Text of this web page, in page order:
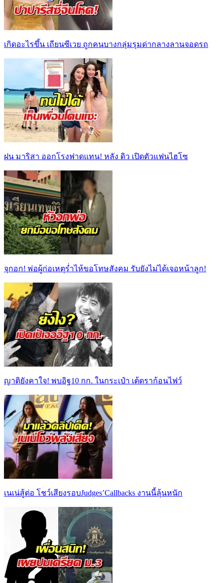
เกิดอะไรขึ้น เถียนซีเวย ถูกคนบางกลุ่มรุมด่ากลางลานจอดรถ
ฝน มาริสา ออกโรงฟาดแทน! หลัง ดิว เปิดตัวแฟนไฮโซ
จุกอก! พ่อผู้ก่อเหตุร่ำไห้ขอโทษสังคม รับยังไม่ได้เจอหน้าลูก!
ญาติยังคาใจ! พบอิฐ10 กก. ในกระเป๋า เต้ดราก้อนไฟว์
เนเน่สู้ต่อ โชว์เสียงรอบJudges’Callbacks งานนี้ลุ้นหนัก